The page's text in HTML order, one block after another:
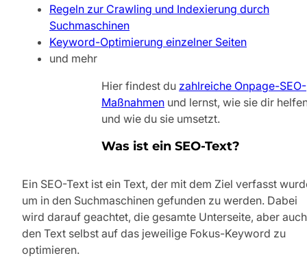
Regeln zur Crawling und Indexierung durch
Suchmaschinen
Keyword-Optimierung einzelner Seiten
und mehr
Hier findest du zahlreiche Onpage-SEO-
Maßnahmen und lernst, wie sie dir
und wie du sie umsetzt.
Was ist ein SEO-Text?
Ein SEO-Text ist ein Text, der mit dem Ziel verfasst
um in den Suchmaschinen gefunden zu werden. Dabei
wird darauf geachtet, die gesamte Unterseite, aber auch
den Text selbst auf das jeweilige Fokus-Keyword zu
optimieren.